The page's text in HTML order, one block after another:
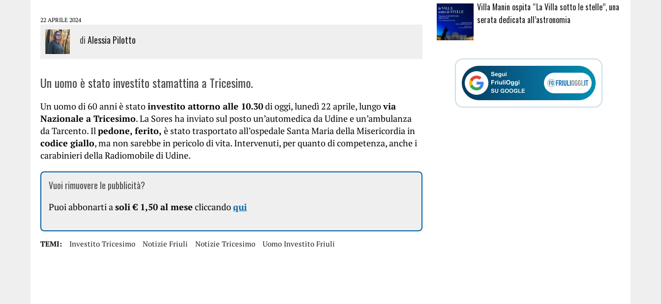
22 APRILE 2024
diAlessia Pilotto
Un uomo è stato investito stamattina a Tricesimo.
Un uomo di 60 anni è statoinvestito attorno alle 10.30di oggi, lunedì 22 aprile, lungovia
Nazionale a Tricesimo. La Sores ha inviato sul posto un’automedica da Udine e un’ambulanza
da Tarcento. Ilpedone, ferito, è stato trasportato all’ospedale Santa Maria della Misericordia in
codice giallo, ma non sarebbe in pericolo di vita. Intervenuti, per quanto di competenza, anche i
carabinieri della Radiomobile di Udine.
Vuoi rimuovere le pubblicità?
Puoi abbonarti asoli € 1,50 al mese cliccandoqui
TEMI: Investito Tricesimo Notizie Friuli Notizie Tricesimo Uomo Investito Friuli
Villa Manin ospita “La Villa sotto le stelle”, una
serata dedicata all’astronomia